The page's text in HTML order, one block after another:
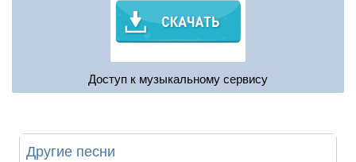
Доступ к музыкальному сервису
Другие песни